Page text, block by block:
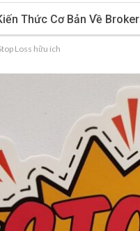
Thức Cơ Bản Về Broker
Loss hữu ích